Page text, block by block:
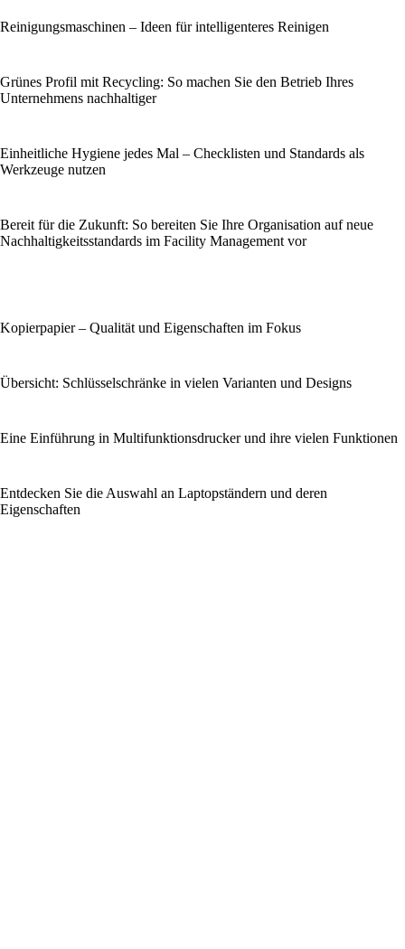
Reinigungsmaschinen – Ideen für intelligenteres Reinigen
Grünes Profil mit Recycling: So machen Sie den Betrieb Ihres
Unternehmens nachhaltiger
Einheitliche Hygiene jedes Mal – Checklisten und Standards als
Werkzeuge nutzen
Bereit für die Zukunft: So bereiten Sie Ihre Organisation auf neue
Nachhaltigkeitsstandards im Facility Management vor
Kopierpapier – Qualität und Eigenschaften im Fokus
Übersicht: Schlüsselschränke in vielen Varianten und Designs
Eine Einführung in Multifunktionsdrucker und ihre vielen Funktionen
Entdecken Sie die Auswahl an Laptopständern und deren
Eigenschaften